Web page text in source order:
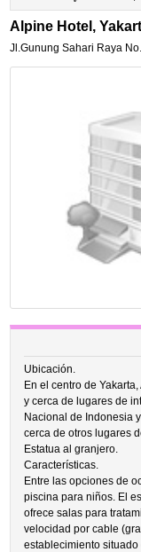
Alpine Hotel,
Jl.Gunung Sahari Raya
Ubicación.
En el centro de
y cerca de lugares de
Nacional de Indonesia
cerca de otros lugares
Estatua al granjero.
Características.
Entre las opciones de
piscina para niños. El
ofrece salas para
velocidad por cable
establecimiento